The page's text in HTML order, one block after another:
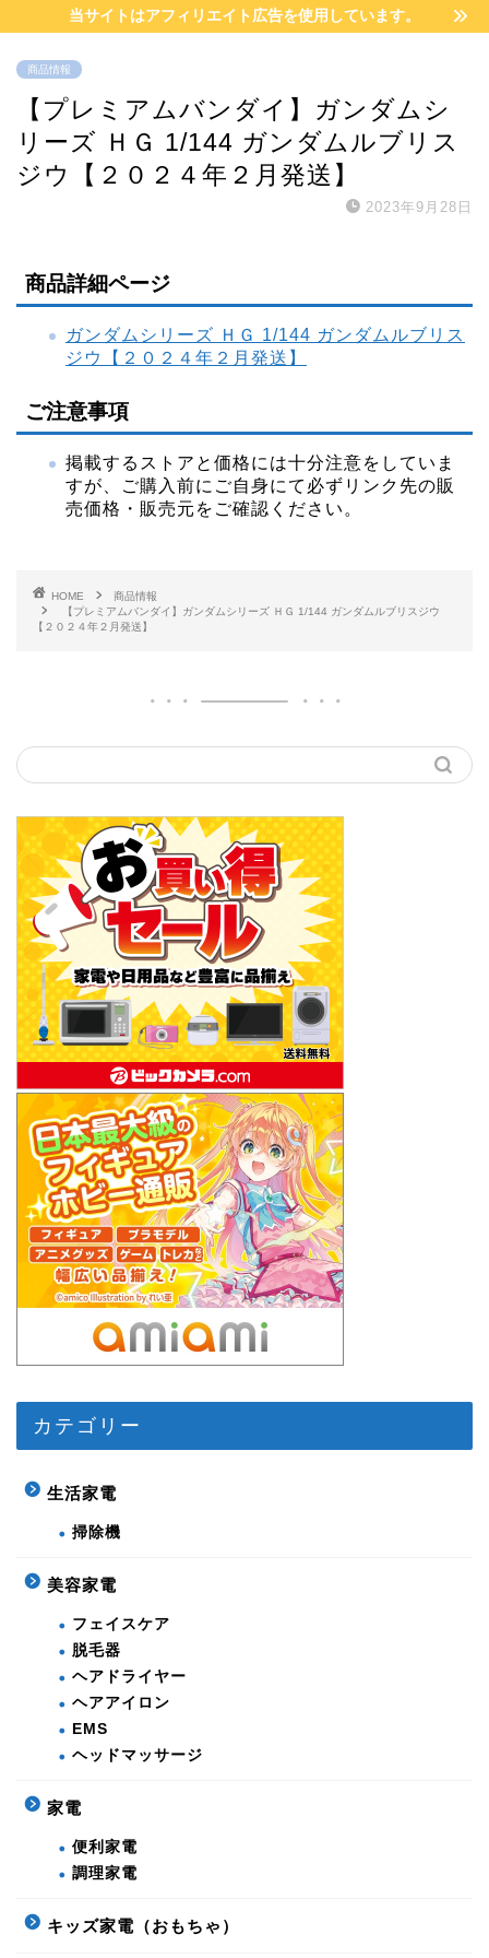
当サイトはアフィリエイト広告を使用しています。
商品情報
【プレミアムバンダイ】ガンダムシ
リーズ ＨＧ 1/144 ガンダムルブリス
ジウ【２０２４年２月発送】
2023年9月28日
商品詳細ページ
ガンダムシリーズ ＨＧ 1/144 ガンダムルブリス
ジウ【２０２４年２月発送】
ご注意事項
掲載するストアと価格には十分注意をしていま
すが、ご購入前にご自身にて必ずリンク先の販
売価格・販売元をご確認ください。
HOME
商品情報
【プレミアムバンダイ】ガンダムシリーズ ＨＧ 1/144 ガンダムルブリスジウ
【２０２４年２月発送】
カテゴリー
生活家電
掃除機
美容家電
フェイスケア
脱毛器
ヘアドライヤー
ヘアアイロン
EMS
ヘッドマッサージ
家電
便利家電
調理家電
キッズ家電（おもちゃ）